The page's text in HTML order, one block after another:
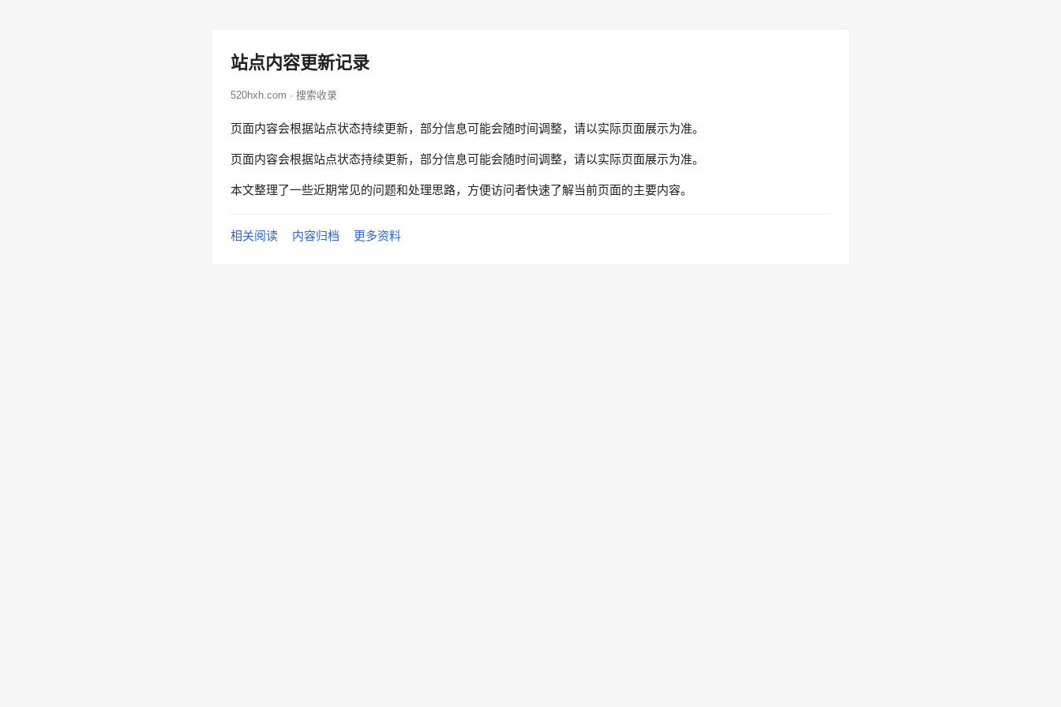
站点内容更新记录
520hxh.com · 搜索收录
页面内容会根据站点状态持续更新，部分信息可能会随时间调整，请以实际页面展示为准。
页面内容会根据站点状态持续更新，部分信息可能会随时间调整，请以实际页面展示为准。
本文整理了一些近期常见的问题和处理思路，方便访问者快速了解当前页面的主要内容。
相关阅读 内容归档 更多资料